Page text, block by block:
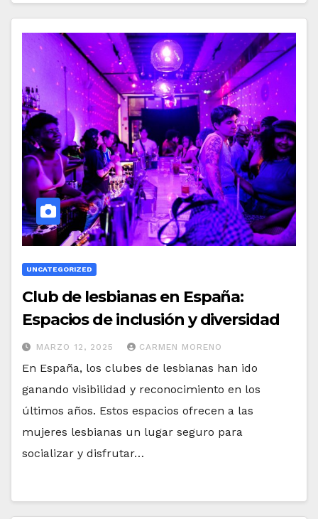
UNCATEGORIZED
Club de lesbianas en España:
Espacios de inclusión y diversidad
MARZO 12, 2025 CARMEN MORENO
En España, los clubes de lesbianas han ido
ganando visibilidad y reconocimiento en los
últimos años. Estos espacios ofrecen a las
mujeres lesbianas un lugar seguro para
socializar y disfrutar…